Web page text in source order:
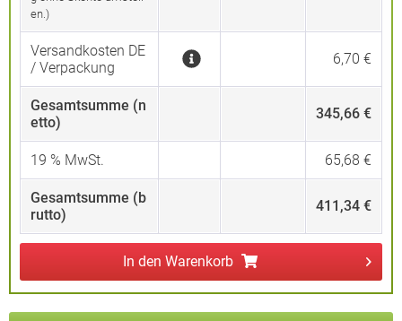
en.)
Versandkosten DE
/ Verpackung
6,70 €
Gesamtsumme (n
etto)
345,66 €
19 % MwSt. 65,68 €
Gesamtsumme (b
rutto)
411,34 €
In den Warenkorb